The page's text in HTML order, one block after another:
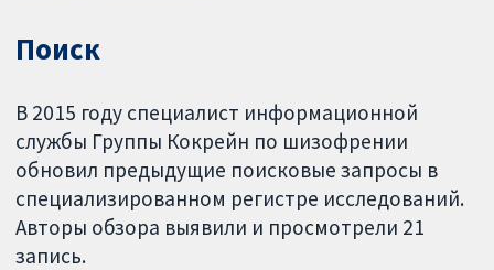
Поиск
В 2015 году специалист информационной
службы Группы Кокрейн по шизофрении
обновил предыдущие поисковые запросы в
специализированном регистре исследований.
Авторы обзора выявили и просмотрели 21
запись.